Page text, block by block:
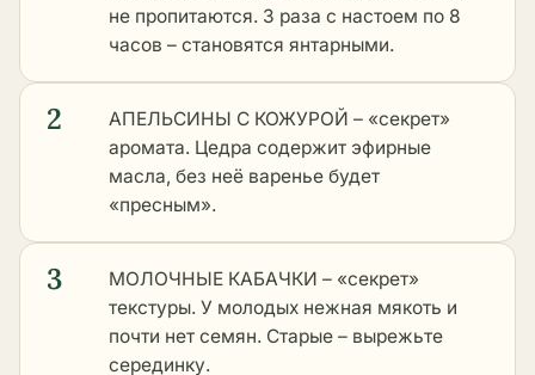
не пропитаются. 3 раза с настоем по 8
часов – становятся янтарными.
2
АПЕЛЬСИНЫ С КОЖУРОЙ – «секрет»
аромата. Цедра содержит эфирные
масла, без неё варенье будет
«пресным».
3
МОЛОЧНЫЕ КАБАЧКИ – «секрет»
текстуры. У молодых нежная мякоть и
почти нет семян. Старые – вырежьте
серединку.